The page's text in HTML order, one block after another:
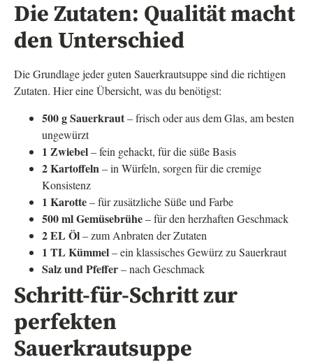
Die Zutaten: Qualität macht
den Unterschied
Die Grundlage jeder guten Sauerkrautsuppe sind die richtigen
Zutaten. Hier eine Übersicht, was du benötigst:
500 g Sauerkraut– frisch oder aus dem Glas, am besten
ungewürzt
1 Zwiebel– fein gehackt, für die süße Basis
2 Kartoffeln– in Würfeln, sorgen für die cremige
Konsistenz
1 Karotte– für zusätzliche Süße und Farbe
500 ml Gemüsebrühe– für den herzhaften Geschmack
2 EL Öl– zum Anbraten der Zutaten
1 TL Kümmel– ein klassisches Gewürz zu Sauerkraut
Salz und Pfeffer– nach Geschmack
Schritt-für-Schritt zur
perfekten
Sauerkrautsuppe